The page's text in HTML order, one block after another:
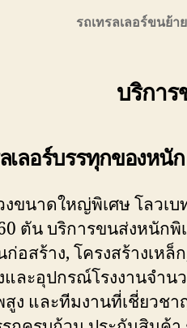
รถเทรลเลอร์ขนย้า
บริการ
เลอร์บรรทุกของหนัก
งขนาดใหญ่พิเศษ โลวเบ
ตัน บริการขนส่งหนักพิ
อสร้าง, โครงสร้างเห
และอุปกรณ์โรงงานจำน
ง และทีมงานที่เชี่ยวช